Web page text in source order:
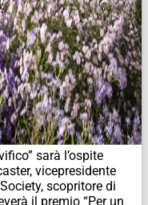
sarà l’ospite
vicepresidente
scopritore di
il premio “Per un